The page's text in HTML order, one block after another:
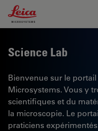
Leica Microsystems Logo
Science Lab
Bienvenue sur le
Microsystems. Vous y
scientifiques et du
la microscopie. Le
praticiens